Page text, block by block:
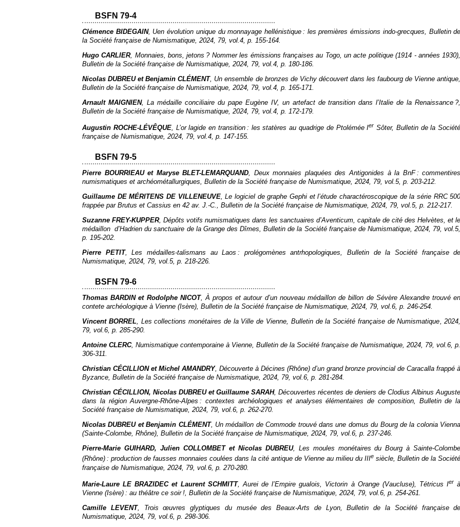
BSFN 79-4
Clémence BIDEGAIN, Uen évolution unique du monnayage hellénistique : les premières émissions indo-grecques, Bulletin de
la Société française de Numismatique, 2024, 79, vol.4, p. 155‑164.
Hugo CARLIER, Monnaies, bons, jetons ? Nommer les émissions françaises au Togo, un acte politique (1914 - années 1930),
Bulletin de la Société française de Numismatique, 2024, 79, vol.4, p. 180‑186.
Nicolas DUBREU et Benjamin CLÉMENT, Un ensemble de bronzes de Vichy découvert dans les faubourg de Vienne antique,
Bulletin de la Société française de Numismatique, 2024, 79, vol.4, p. 165‑171.
Arnault MAIGNIEN, La médaille conciliaire du pape Eugène IV, un artefact de transition dans l’Italie de la Renaissance ?,
Bulletin de la Société française de Numismatique, 2024, 79, vol.4, p. 172‑179.
Augustin ROCHE-LÉVÊQUE, L’or lagide en transition : les statères au quadrige de Ptolémée Ier Sôter, Bulletin de la Société
française de Numismatique, 2024, 79, vol.4, p. 147‑155.
BSFN 79-5
Pierre BOURRIEAU et Maryse BLET-LEMARQUAND, Deux monnaies plaquées des Antigonides à la BnF : commentires
numismatiques et archéométallurgiques, Bulletin de la Société française de Numismatique, 2024, 79, vol.5, p. 203‑212.
Guillaume DE MÉRITENS DE VILLENEUVE, Le logiciel de graphe Gephi et l’étude charactéroscopique de la série RRC
frappée par Brutus et Cassius en 42 av. J.-C., Bulletin de la Société française de Numismatique, 2024, 79, vol.5, p. 212‑217.
Suzanne FREY-KUPPER, Dépôts votifs numismatiques dans les sanctuaires d’Aventicum, capitale de cité des Helvètes, et le
médaillon d’Hadrien du sanctuaire de la Grange des Dîmes,Bulletin de la Société française de Numismatique, 2024, 79, vol.5,
p. 195‑202.
Pierre PETIT, Les médailles-talismans au Laos : prolégomènes antrhopologiques,Bulletin de la Société française de
Numismatique, 2024, 79, vol.5, p. 218‑226.
BSFN 79-6
Thomas BARDIN et Rodolphe NICOT, À propos et autour d’un nouveau médaillon de billon de Sévère Alexandre trouvé en
contete archéologique à Vienne (Isère), Bulletin de la Société française de Numismatique, 2024, 79, vol.6, p. 246‑254.
Vincent BORREL, Les collections monétaires de la Ville de Vienne, Bulletin de la Société française de Numismatique, 2024,
79, vol.6, p. 285‑290.
Antoine CLERC, Numismatique contemporaine à Vienne,Bulletin de la Société française de Numismatique, 2024, 79, vol.6, p.
306‑311.
Christian CÉCILLION et Michel AMANDRY, Découverte à Décines (Rhône) d’un grand bronze provincial de Caracalla frappé à
Byzance, Bulletin de la Société française de Numismatique, 2024, 79, vol.6, p. 281‑284.
Christian CÉCILLION, Nicolas DUBREU et Guillaume SARAH, Découvertes récentes de deniers de Clodius Albinus Auguste
dans la région Auvergne-Rhône-Alpes : contextes archéologiques et analyses élémentaires de composition, Bulletin de la
Société française de Numismatique, 2024, 79, vol.6, p. 262‑270.
Nicolas DUBREU et Benjamin CLÉMENT, Un médaillon de Commode trouvé dans une domus du Bourg de la colonia Vienna
(Sainte-Colombe, Rhône), Bulletin de la Société française de Numismatique, 2024, 79, vol.6, p. 237‑246.
Pierre-Marie GUIHARD, Julien COLLOMBET et Nicolas DUBREU, Les moules monétaires du Bourg à Sainte-Colombe
(Rhône) : production de fausses monnaies coulées dans la cité antique de Vienne au milieu du IIIe siècle,Bulletin de la Société
française de Numismatique , 2024, 79, vol.6, p. 270‑280.
Marie-Laure LE BRAZIDEC et Laurent SCHMITT,Aureide l’Empire gualois, Victorin à Orange (Vaucluse), Tétricus Ier à
Vienne (Isère) : au théâtre ce soir !, Bulletin de la Société française de Numismatique, 2024, 79, vol.6, p. 254‑261.
Camille LEVENT, Trois œuvres glyptiques du musée des Beaux-Arts de Lyon,Bulletin de la Société française de
Numismatique, 2024, 79, vol.6, p. 298‑306.